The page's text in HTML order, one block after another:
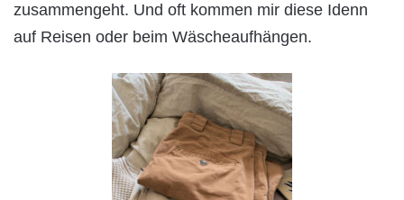
zusammengeht. Und oft kommen mir diese Idenn
auf Reisen oder beim Wäscheaufhängen.